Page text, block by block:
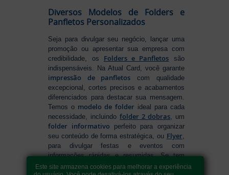
Diversos Modelos de Folders e
Panfletos Personalizados
Seja para divulgar seu negócio, lançar uma
promoção ou apresentar sua empresa com
credibilidade, os Folders e Panfletos são
indispensáveis. Na Atual Card, você garante
impressão de panfletos com qualidade
excepcional, cortes precisos e acabamentos
diferenciados para destacar sua mensagem.
Temos o modelo de folder ideal para cada
necessidade, incluindofolder 2 dobras, um
folder informativo perfeito para organizar
seu conteúdo de forma estratégica, ou Flyer,
para divulgar festas e eventos com
informações rápidas e resumidas. Se tem
dúvidas sobrecomo fazer folders, conte
Este site armazena cookies para melhorar a experiência